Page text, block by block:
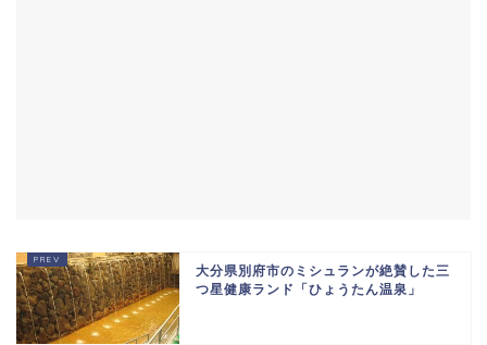
大分県別府市のミシュランが絶賛した三
つ星健康ランド「ひょうたん温泉」